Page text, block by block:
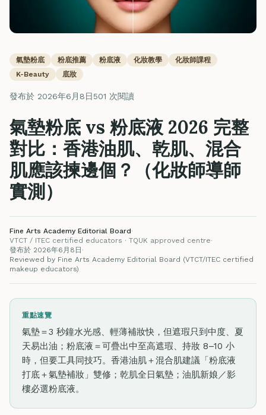
氣墊粉底 粉底推薦 粉底液 化妝教學
化妝師課程
K-Beauty
底妝
發布於 2026年6月8日501 次閱讀
氣墊粉底 vs 粉底液 2026 完整
對比：香港油肌、乾肌、混合
肌應該揀邊個？（化妝師導師
實測）
Fine Arts Academy Editorial Board·
VTCT / ITEC certified educators · TQUK approved centre·
發布於 2026年6月8日 ·
Reviewed by Fine Arts Academy Editorial Board (VTCT/ITEC certified
makeup educators)
重點速覽
氣墊＝3 秒鐘水光感、輕薄補妝快，但遮瑕只到中度、夏
天易出油；粉底液＝可疊出中至高遮瑕、持妝 8–10 小
時，但要工具同技巧。香港油肌＋混合肌建議「粉底液
打底＋氣墊補妝」雙修；乾肌全日氣墊；油肌新娘／影
樓必選粉底液。